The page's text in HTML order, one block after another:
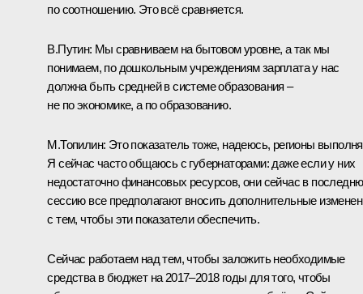
по соотношению. Это всё сравняется.
В.Путин: Мы сравниваем на бытовом уровне, а так мы
понимаем, по дошкольным учреждениям зарплата у нас
должна быть средней в системе образования –
не по экономике, а по образованию.
М.Топилин: Это показатель тоже, надеюсь, регионы
Я сейчас часто общаюсь с губернаторами: даже если у них
недостаточно финансовых ресурсов, они сейчас в
сессию все предполагают вносить дополнительные
с тем, чтобы эти показатели обеспечить.
Сейчас работаем над тем, чтобы заложить необходимые
средства в бюджет на 2017–2018 годы для того, чтобы